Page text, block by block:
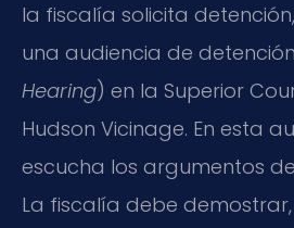
la fiscalía solicita
una audiencia de
Hearing) en la Superior
Hudson Vicinage. En esta
escucha los argumentos
La fiscalía debe